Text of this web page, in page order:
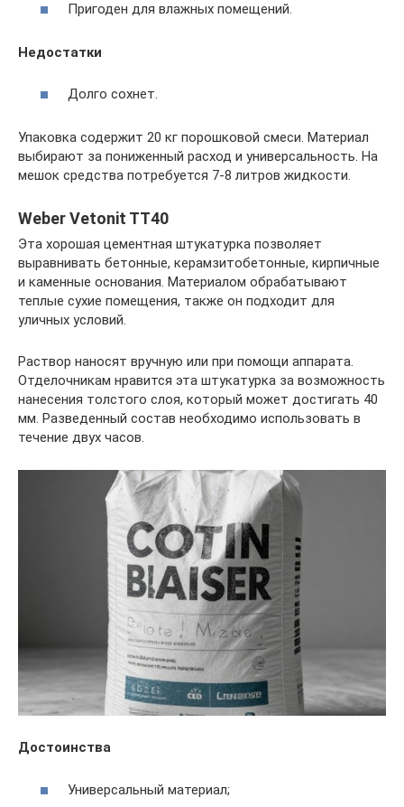
Пригоден для влажных помещений.
Недостатки
Долго сохнет.
Упаковка содержит 20 кг порошковой смеси. Материал
выбирают за пониженный расход и универсальность. На
мешок средства потребуется 7-8 литров жидкости.
Weber Vetonit TT40
Эта хорошая цементная штукатурка позволяет
выравнивать бетонные, керамзитобетонные, кирпичные
и каменные основания. Материалом обрабатывают
теплые сухие помещения, также он подходит для
уличных условий.
Раствор наносят вручную или при помощи аппарата.
Отделочникам нравится эта штукатурка за возможность
нанесения толстого слоя, который может достигать 40
мм. Разведенный состав необходимо использовать в
течение двух часов.
Достоинства
Универсальный материал;